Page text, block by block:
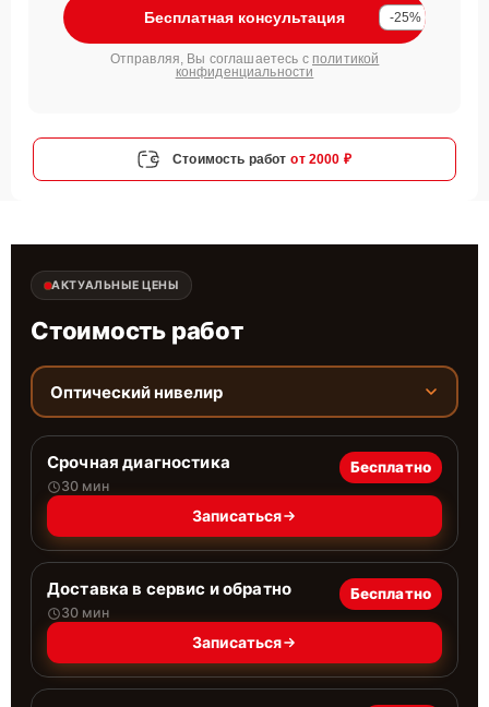
Бесплатная консультация -25%
Отправляя, Вы соглашаетесь с политикой
конфиденциальности
Стоимость работ от 2000 ₽
АКТУАЛЬНЫЕ ЦЕНЫ
Стоимость работ
Оптический нивелир
Срочная диагностика
30 мин
Бесплатно
Записаться
Доставка в сервис и обратно
30 мин
Бесплатно
Записаться